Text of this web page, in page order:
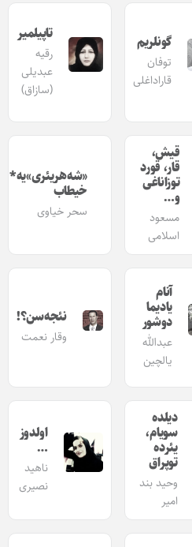
گونلریم
توفان
قاراداغلی
تاپیلمیر
رقیه
عبدیلی
(سازاق)
قیش،
قار، قورد
توزاناغی
و…
مسعود
اسلامی
«شه‌هر‌یئری»‌یه*
خیطاب
سحر خیاوی
آنام
یادیما
دوشور
عبدالله
یالچین
نئجه‌سن؟!
وقار نعمت
دیلده
سویام،
یئرده
توپراق
وحید بند
امیر
اولدوز
…
ناهید
نصیری